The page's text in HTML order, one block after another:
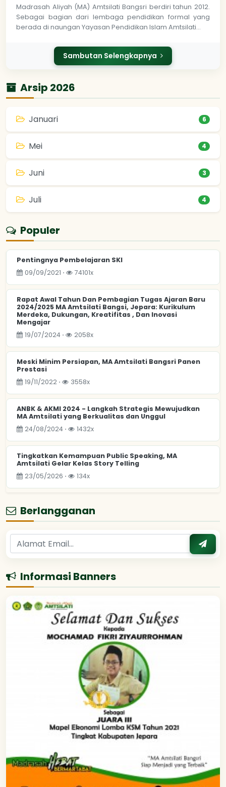
Madrasah Aliyah (MA) Amtsilati Bangsri berdiri tahun 2012.
Sebagai bagian dari lembaga pendidikan formal yang
berada di naungan Yayasan Pendidikan Islam Amtsilati…
Sambutan Selengkapnya
Arsip 2026
Januari 6
Mei 4
Juni 3
Juli 4
Populer
Pentingnya Pembelajaran SKI
09/09/2021 ⋅
74101x
Rapat Awal Tahun Dan Pembagian Tugas Ajaran Baru
2024/2025 MA Amtsilati Bangsi, Jepara: Kurikulum
Merdeka, Dukungan, Kreatifitas , Dan Inovasi
Mengajar
19/07/2024 ⋅
2058x
Meski Minim Persiapan, MA Amtsilati Bangsri Panen
Prestasi
19/11/2022 ⋅
3558x
ANBK & AKMI 2024 - Langkah Strategis Mewujudkan
MA Amtsilati yang Berkualitas dan Unggul
24/08/2024 ⋅
1432x
Tingkatkan Kemampuan Public Speaking, MA
Amtsilati Gelar Kelas Story Telling
23/05/2026 ⋅
134x
Berlangganan
Informasi Banners